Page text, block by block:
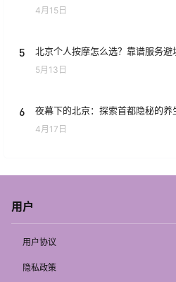
4月15日
5 北京个人按摩怎么选？靠谱服务避
5月13日
6 夜幕下的北京：探索首都隐秘的养
4月17日
用户
用户协议
隐私政策